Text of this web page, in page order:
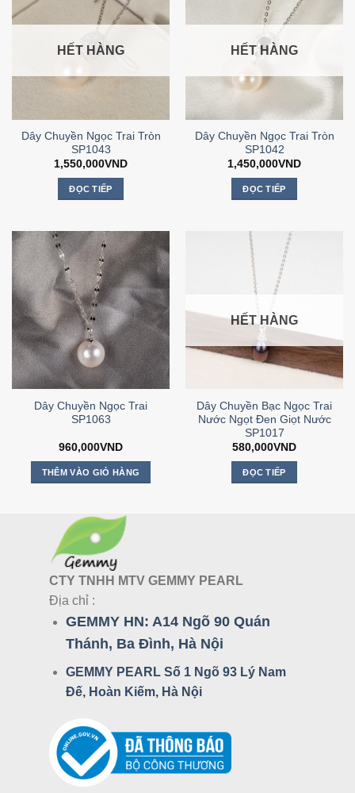
HẾT HÀNG
Dây Chuyền Ngọc Trai Tròn
SP1043
1,550,000VND
ĐỌC TIẾP
HẾT HÀNG
Dây Chuyền Ngọc Trai Tròn
SP1042
1,450,000VND
ĐỌC TIẾP
Dây Chuyền Ngọc Trai
SP1063
960,000VND
THÊM VÀO GIỎ HÀNG
HẾT HÀNG
Dây Chuyền Bạc Ngọc Trai
Nước Ngọt Đen Giọt Nước
SP1017
580,000VND
ĐỌC TIẾP
CTY TNHH MTV GEMMY PEARL
Địa chỉ :
GEMMY HN: A14 Ngõ 90 Quán
Thánh, Ba Đình, Hà Nội
GEMMY PEARL Số 1 Ngõ 93 Lý Nam
Đế, Hoàn Kiếm, Hà Nội